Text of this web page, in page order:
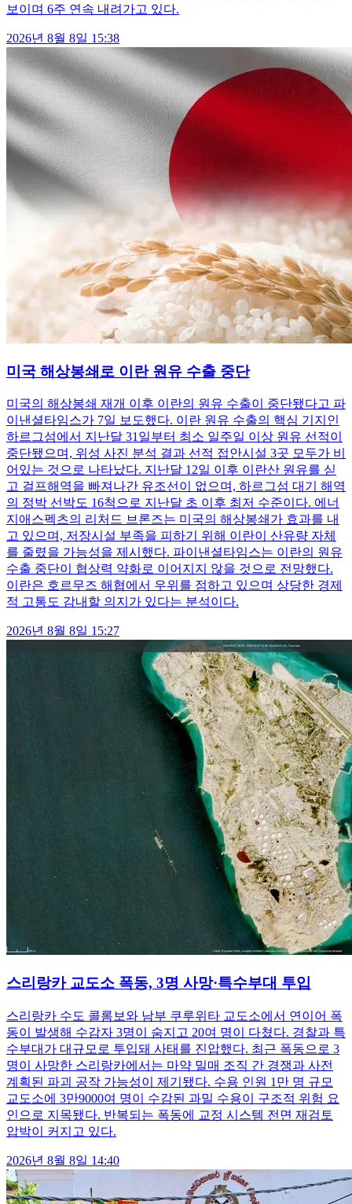
보이며 6주 연속 내려가고 있다.
2026년 8월 8일 15:38
미국 해상봉쇄로 이란 원유 수출 중단
미국의 해상봉쇄 재개 이후 이란의 원유 수출이 중단됐다고 파
이낸셜타임스가 7일 보도했다. 이란 원유 수출의 핵심 기지인
하르그섬에서 지난달 31일부터 최소 일주일 이상 원유 선적이
중단됐으며, 위성 사진 분석 결과 선적 접안시설 3곳 모두가 비
어있는 것으로 나타났다. 지난달 12일 이후 이란산 원유를 싣
고 걸프해역을 빠져나간 유조선이 없으며, 하르그섬 대기 해역
의 정박 선박도 16척으로 지난달 초 이후 최저 수준이다. 에너
지애스펙츠의 리처드 브론즈는 미국의 해상봉쇄가 효과를 내
고 있으며, 저장시설 부족을 피하기 위해 이란이 산유량 자체
를 줄렸을 가능성을 제시했다. 파이낸셜타임스는 이란의 원유
수출 중단이 협상력 약화로 이어지지 않을 것으로 전망했다.
이란은 호르무즈 해협에서 우위를 점하고 있으며 상당한 경제
적 고통도 감내할 의지가 있다는 분석이다.
2026년 8월 8일 15:27
스리랑카 교도소 폭동, 3명 사망·특수부대 투입
스리랑카 수도 콜롬보와 남부 쿠루위타 교도소에서 연이어 폭
동이 발생해 수감자 3명이 숨지고 20여 명이 다쳤다. 경찰과 특
수부대가 대규모로 투입돼 사태를 진압했다. 최근 폭동으로 3
명이 사망한 스리랑카에서는 마약 밀매 조직 간 경쟁과 사전
계획된 파괴 공작 가능성이 제기됐다. 수용 인원 1만 명 규모
교도소에 3만9000여 명이 수감된 과밀 수용이 구조적 위험 요
인으로 지목됐다. 반복되는 폭동에 교정 시스템 전면 재검토
압박이 커지고 있다.
2026년 8월 8일 14:40